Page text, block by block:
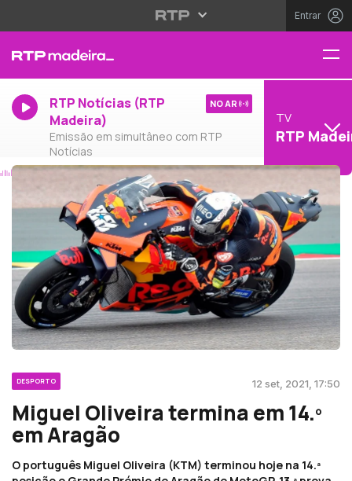
Entrar
RTP Notícias (RTP
Madeira)
Emissão em simultâneo com RTP
Notícias
NO AR
TV
RTP
DESPORTO 12 set, 2021, 17:50
Miguel Oliveira termina em 14.º
em Aragão
O português Miguel Oliveira (KTM) terminou hoje na 14.ª